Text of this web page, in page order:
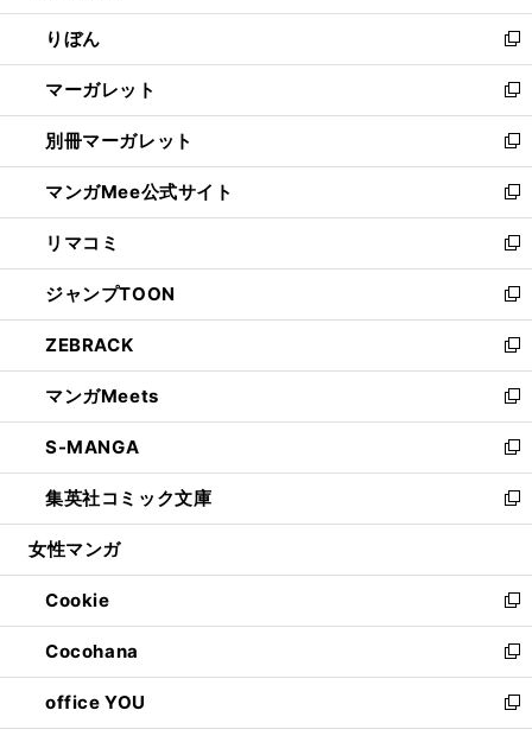
開
く
ウ
で
開
く
ン
ド
ウ
で
開
く
ウ
ィ
ン
ド
ウ
で
開
く
りぼん
新
し
い
ウ
ィ
ン
ド
ウ
で
開
く
マーガレット
新
し
い
ウ
ィ
ン
ド
ウ
で
開
く
別冊マーガレット
新
し
い
ウ
ィ
ン
ド
ウ
で
開
く
マンガMee公式サイト
新
し
い
ウ
ィ
ン
ド
ウ
で
開
く
リマコミ
新
し
い
ウ
ィ
ン
ド
ウ
で
開
く
ジャンプTOON
新
し
い
ウ
ィ
ン
ド
ウ
で
開
ZEBRACK
新
し
い
ウ
ィ
ン
ド
ウ
開
く
マンガMeets
新
し
い
ウ
ィ
ン
ウ
で
開
く
S-MANGA
新
し
い
ウ
ン
ド
ウ
で
開
く
集英社コミック文庫
新
し
ウ
ィ
ン
ド
ウ
で
開
女性マンガ
Cookie
新
し
い
ウ
ィ
ン
Cocohana
新
し
い
ウ
office YOU
新
し